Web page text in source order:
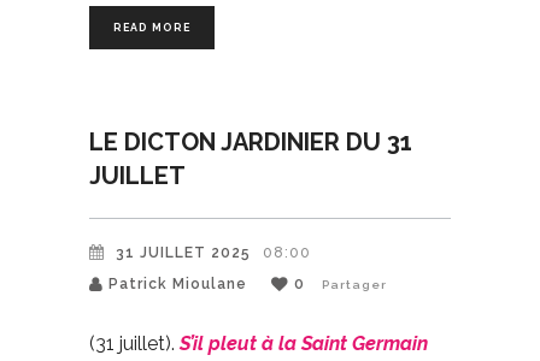
READ MORE
LE DICTON JARDINIER DU 31
JUILLET
31 JUILLET 2025
08:00
Patrick Mioulane
0 Partager
(31 juillet).S’il pleut à la Saint Germain